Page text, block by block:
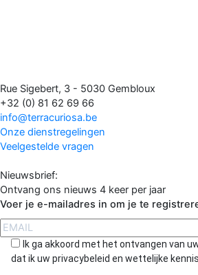
Rue Sigebert, 3 - 5030 Gembloux
+32 (0) 81 62 69 66
info@terracuriosa.be
Onze dienstregelingen
Veelgestelde vragen
Nieuwsbrief:
Ontvang ons nieuws 4 keer per jaar
Voer je e-mailadres in om je te
Ik ga akkoord met het ontvangen van
dat ik uw privacybeleid en wettelijke